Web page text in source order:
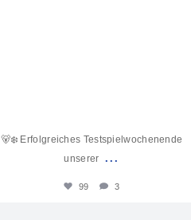
🐻‍❄️ Erfolgreiches Testspielwochenende
unserer ...
99 3